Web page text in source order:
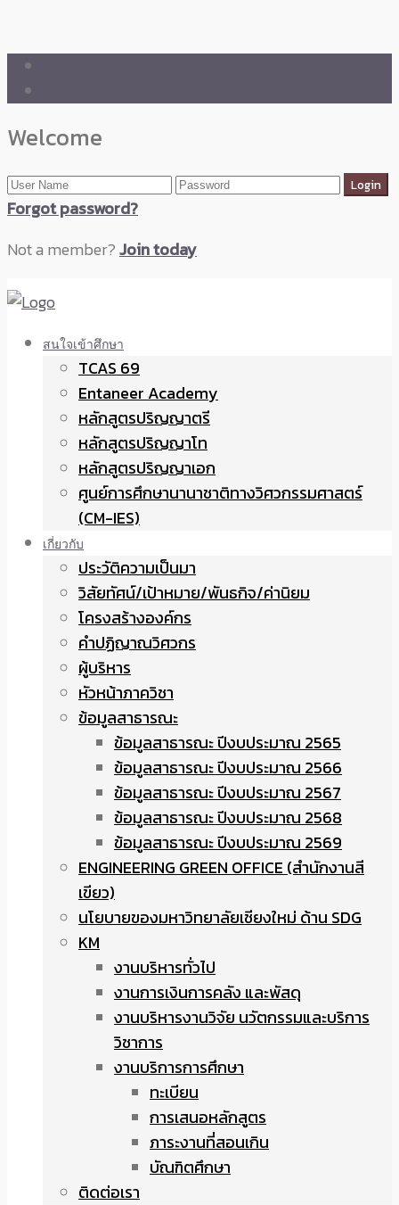
Welcome
Forgot password?
Not a member?Join today
สนใจเข้าศึกษา
TCAS 69
Entaneer Academy
หลักสูตรปริญญาตรี
หลักสูตรปริญญาโท
หลักสูตรปริญญาเอก
ศูนย์การศึกษานานาชาติทางวิศวกรรมศาสตร์
(CM-IES)
เกี่ยวกับ
ประวัติความเป็นมา
วิสัยทัศน์/เป้าหมาย/พันธกิจ/ค่านิยม
โครงสร้างองค์กร
คำปฏิญาณวิศวกร
ผู้บริหาร
หัวหน้าภาควิชา
ข้อมูลสาธารณะ
ข้อมูลสาธารณะ ปีงบประมาณ 2565
ข้อมูลสาธารณะ ปีงบประมาณ 2566
ข้อมูลสาธารณะ ปีงบประมาณ 2567
ข้อมูลสาธารณะ ปีงบประมาณ 2568
ข้อมูลสาธารณะ ปีงบประมาณ 2569
ENGINEERING GREEN OFFICE (สำนักงานสี
เขียว)
นโยบายของมหาวิทยาลัยเชียงใหม่ ด้าน SDG
KM
งานบริหารทั่วไป
งานการเงินการคลัง และพัสดุ
งานบริหารงานวิจัย นวัตกรรมและบริการ
วิชาการ
งานบริการการศึกษา
ทะเบียน
การเสนอหลักสูตร
ภาระงานที่สอนเกิน
บัณฑิตศึกษา
ติดต่อเรา